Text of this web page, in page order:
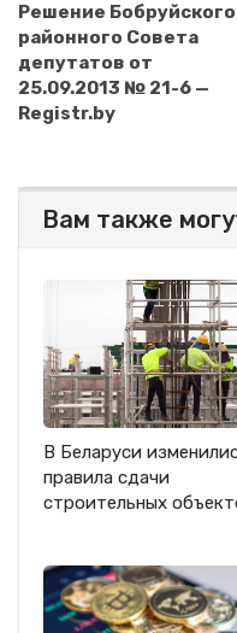
Решение Бобруйского
районного Совета
депутатов от
25.09.2013 № 21-6 —
Registr.by
Вам также
В Беларуси
правила сдачи
строительных